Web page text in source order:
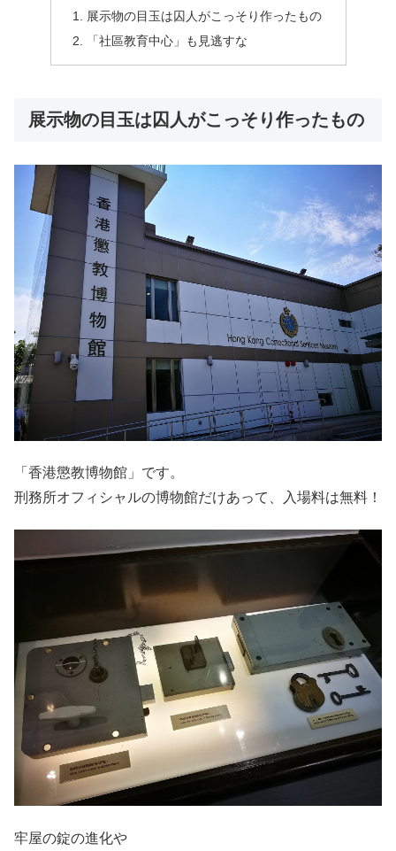
展示物の目玉は囚人がこっそり作ったもの
「社區教育中心」も見逃すな
展示物の目玉は囚人がこっそり作ったもの
「香港懲教博物館」です。
刑務所オフィシャルの博物館だけあって、入場料は無料！
牢屋の錠の進化や